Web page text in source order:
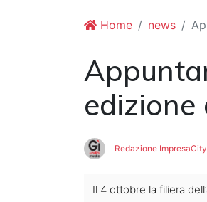
Home news
edizione
Redazione ImpresaCity
Il 4 ottobre la filiera